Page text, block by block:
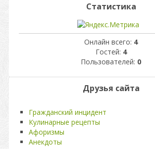
Статистика
Онлайн всего: 4
Гостей: 4
Пользователей: 0
Друзья сайта
Гражданский инцидент
Кулинарные рецепты
Афоризмы
Анекдоты